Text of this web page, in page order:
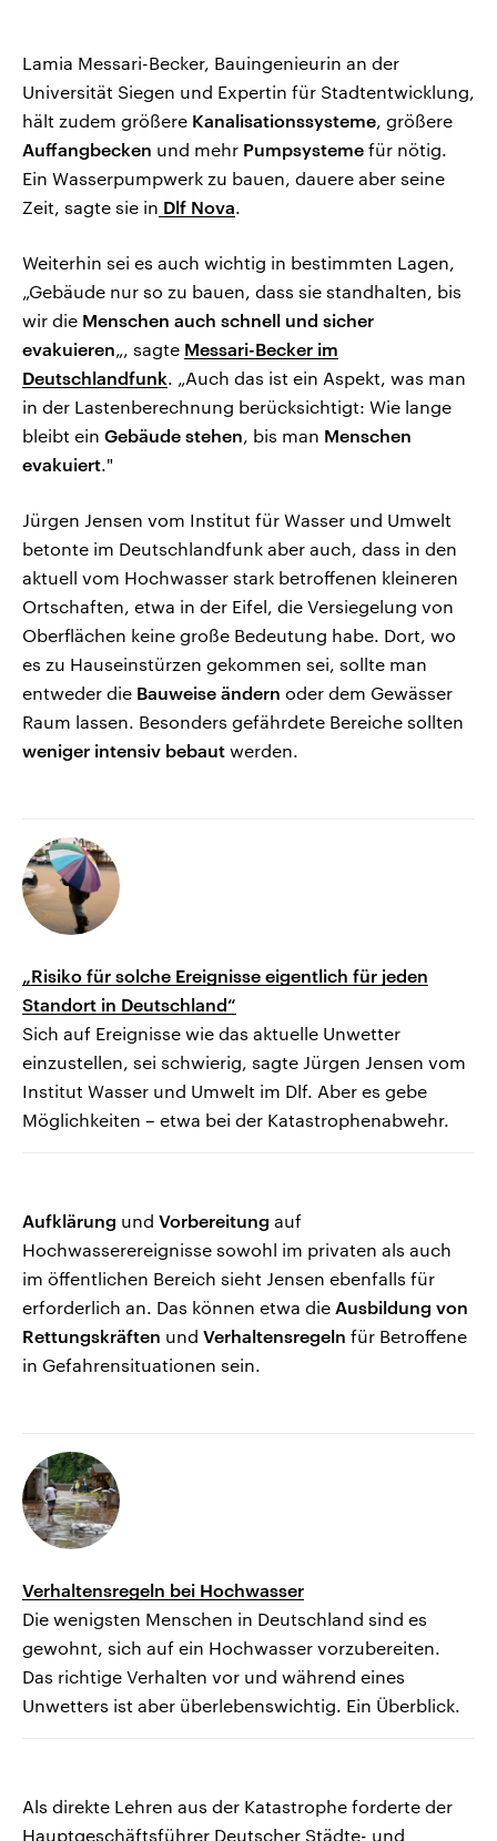
Lamia Messari-Becker, Bauingenieurin an der
Universität Siegen und Expertin für Stadtentwicklung,
hält zudem größere Kanalisationssysteme, größere
Auffangbecken und mehr Pumpsysteme für nötig.
Ein Wasserpumpwerk zu bauen, dauere aber seine
Zeit, sagte sie in Dlf Nova.
Weiterhin sei es auch wichtig in bestimmten Lagen,
„Gebäude nur so zu bauen, dass sie standhalten, bis
wir die Menschen auch schnell und sicher
evakuieren„, sagte Messari-Becker im
Deutschlandfunk. „Auch das ist ein Aspekt, was man
in der Lastenberechnung berücksichtigt: Wie lange
bleibt ein Gebäude stehen, bis man Menschen
evakuiert."
Jürgen Jensen vom Institut für Wasser und Umwelt
betonte im Deutschlandfunk aber auch, dass in den
aktuell vom Hochwasser stark betroffenen kleineren
Ortschaften, etwa in der Eifel, die Versiegelung von
Oberflächen keine große Bedeutung habe. Dort, wo
es zu Hauseinstürzen gekommen sei, sollte man
entweder die Bauweise ändern oder dem Gewässer
Raum lassen. Besonders gefährdete Bereiche sollten
weniger intensiv bebaut werden.
„Risiko für solche Ereignisse eigentlich für jeden
Standort in Deutschland“
Sich auf Ereignisse wie das aktuelle Unwetter
einzustellen, sei schwierig, sagte Jürgen Jensen vom
Institut Wasser und Umwelt im Dlf. Aber es gebe
Möglichkeiten – etwa bei der Katastrophenabwehr.
Aufklärung und Vorbereitung auf
Hochwasserereignisse sowohl im privaten als auch
im öffentlichen Bereich sieht Jensen ebenfalls für
erforderlich an. Das können etwa die Ausbildung von
Rettungskräften und Verhaltensregeln für Betroffene
in Gefahrensituationen sein.
Verhaltensregeln bei Hochwasser
Die wenigsten Menschen in Deutschland sind es
gewohnt, sich auf ein Hochwasser vorzubereiten.
Das richtige Verhalten vor und während eines
Unwetters ist aber überlebenswichtig. Ein Überblick.
Als direkte Lehren aus der Katastrophe forderte der
Hauptgeschäftsführer Deutscher Städte- und